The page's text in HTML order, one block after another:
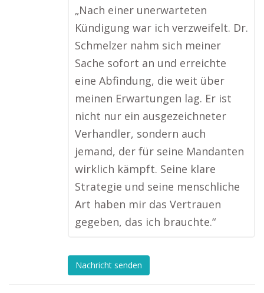
„Nach einer unerwarteten
Kündigung war ich verzweifelt. Dr.
Schmelzer nahm sich meiner
Sache sofort an und erreichte
eine Abfindung, die weit über
meinen Erwartungen lag. Er ist
nicht nur ein ausgezeichneter
Verhandler, sondern auch
jemand, der für seine Mandanten
wirklich kämpft. Seine klare
Strategie und seine menschliche
Art haben mir das Vertrauen
gegeben, das ich brauchte.“
Nachricht senden